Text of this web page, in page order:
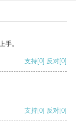
手。
支持[0] 反对[0]
支持[0] 反对[0]